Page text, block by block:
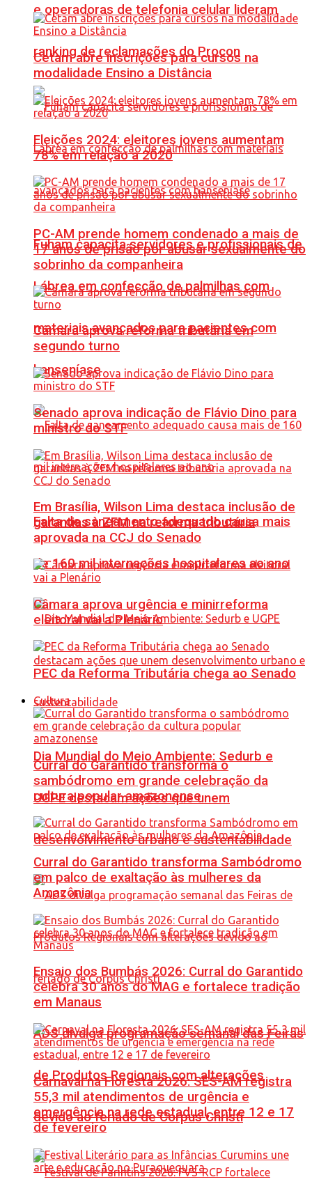
e operadoras de telefonia celular lideram
ranking de reclamações do Procon
Fuham capacita servidores e profissionais de
Lábrea em confecção de palmilhas com
materiais avançados para pacientes com
hanseníase
Falta de saneamento adequado causa mais
de 160 mil internações hospitalares ao ano
Dia Mundial do Meio Ambiente: Sedurb e
UGPE destacam ações que unem
desenvolvimento urbano e sustentabilidade
ADS divulga programação semanal das Feiras
de Produtos Regionais com alterações
devido ao feriado de Corpus Christi
Cetam abre inscrições para cursos na
modalidade Ensino a Distância
Eleições 2024: eleitores jovens aumentam
78% em relação a 2020
PC-AM prende homem condenado a mais de
17 anos de prisão por abusar sexualmente do
sobrinho da companheira
Câmara aprova reforma tributária em
segundo turno
Senado aprova indicação de Flávio Dino para
ministro do STF
Em Brasília, Wilson Lima destaca inclusão de
garantias à ZFM na reforma tributária
aprovada na CCJ do Senado
Câmara aprova urgência e minirreforma
eleitoral vai a Plenário
PEC da Reforma Tributária chega ao Senado
Cultura
Curral do Garantido transforma o
sambódromo em grande celebração da
cultura popular amazonense
Curral do Garantido transforma Sambódromo
em palco de exaltação às mulheres da
Amazônia
Ensaio dos Bumbás 2026: Curral do Garantido
celebra 30 anos do MAG e fortalece tradição
em Manaus
Carnaval na Floresta 2026: SES-AM registra
55,3 mil atendimentos de urgência e
emergência na rede estadual, entre 12 e 17
de fevereiro